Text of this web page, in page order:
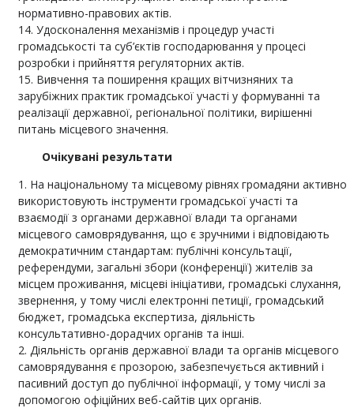
нормативно-правових актів.
Удосконалення механізмів і процедур участі
громадськості та суб’єктів господарювання у процесі
розробки і прийняття регуляторних актів.
Вивчення та поширення кращих вітчизняних та
зарубіжних практик громадської участі у формуванні та
реалізації державної, регіональної політики, вирішенні
питань місцевого значення.
Очікувані результати
На національному та місцевому рівнях громадяни активно
використовують інструменти громадської участі та
взаємодії з органами державної влади та органами
місцевого самоврядування, що є зручними і відповідають
демократичним стандартам: публічні консультації,
референдуми, загальні збори (конференції) жителів за
місцем проживання, місцеві ініціативи, громадські слухання,
звернення, у тому числі електронні петиції, громадський
бюджет, громадська експертиза, діяльність
консультативно-дорадчих органів та інші.
Діяльність органів державної влади та органів місцевого
самоврядування є прозорою, забезпечується активний і
пасивний доступ до публічної інформації, у тому числі за
допомогою офіційних веб-сайтів цих органів.